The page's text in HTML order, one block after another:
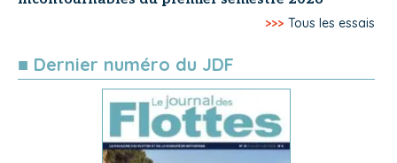
>>> Tous les essais
■ Dernier numéro du JDF